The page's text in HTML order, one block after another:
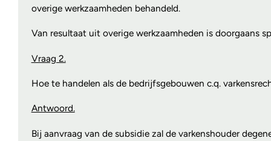
overige werkzaamheden behandeld.
Van resultaat uit overige werkzaamheden is doorgaans
Vraag 2.
Hoe te handelen als de bedrijfsgebouwen c.q.
Antwoord.
Bij aanvraag van de subsidie zal de varkenshouder